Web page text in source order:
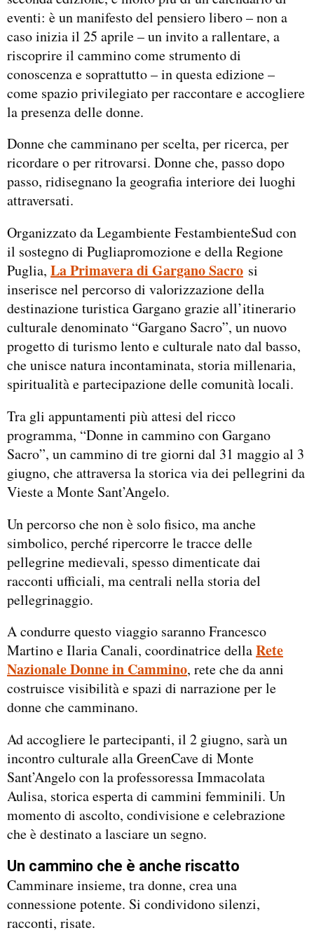
eventi: è un manifesto del pensiero libero – non a
caso inizia il 25 aprile – un invito a rallentare, a
riscoprire il cammino come strumento di
conoscenza e soprattutto – in questa edizione –
come spazio privilegiato per raccontare e accogliere
la presenza delle donne.
Donne che camminano per scelta, per ricerca, per
ricordare o per ritrovarsi. Donne che, passo dopo
passo, ridisegnano la geografia interiore dei luoghi
attraversati.
Organizzato da Legambiente FestambienteSud con
il sostegno di Pugliapromozione e della Regione
Puglia, La Primavera di Gargano Sacro si
inserisce nel percorso di valorizzazione della
destinazione turistica Gargano grazie all’itinerario
culturale denominato “Gargano Sacro”, un nuovo
progetto di turismo lento e culturale nato dal basso,
che unisce natura incontaminata, storia millenaria,
spiritualità e partecipazione delle comunità locali.
Tra gli appuntamenti più attesi del ricco
programma, “Donne in cammino con Gargano
Sacro”, un cammino di tre giorni dal 31 maggio al 3
giugno, che attraversa la storica via dei pellegrini da
Vieste a Monte Sant’Angelo.
Un percorso che non è solo fisico, ma anche
simbolico, perché ripercorre le tracce delle
pellegrine medievali, spesso dimenticate dai
racconti ufficiali, ma centrali nella storia del
pellegrinaggio.
A condurre questo viaggio saranno Francesco
Martino e Ilaria Canali, coordinatrice dellaRete
Nazionale Donne in Cammino, rete che da anni
costruisce visibilità e spazi di narrazione per le
donne che camminano.
Ad accogliere le partecipanti, il 2 giugno, sarà un
incontro culturale alla GreenCave di Monte
Sant’Angelo con la professoressa Immacolata
Aulisa, storica esperta di cammini femminili. Un
momento di ascolto, condivisione e celebrazione
che è destinato a lasciare un segno.
Un cammino che è anche riscatto
Camminare insieme, tra donne, crea una
connessione potente. Si condividono silenzi,
racconti, risate.